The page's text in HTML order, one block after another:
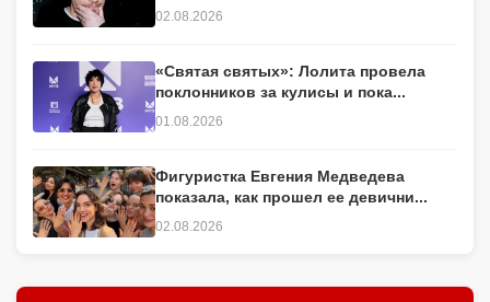
02.08.2026
«Святая святых»: Лолита провела
поклонников за кулисы и пока...
01.08.2026
Фигуристка Евгения Медведева
показала, как прошел ее девични...
02.08.2026